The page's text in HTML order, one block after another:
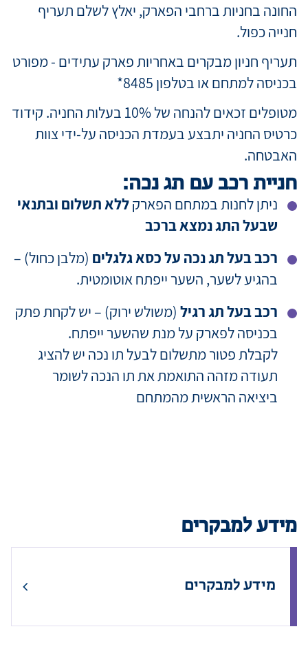
החונה בחניות ברחבי הפארק, יאלץ לשלם תעריף
חנייה כפול.
תעריף חניון מבקרים באחריות פארק עתידים - מפורט
בכניסה למתחם או בטלפון 8485*
מטופלים זכאים להנחה של 10% בעלות החניה. קידוד
כרטיס החניה יתבצע בעמדת הכניסה על-ידי צוות
האבטחה.
חניית רכב עם תג נכה:
ניתן לחנות במתחם הפארקללא תשלום ובתנאי
שבעל התג נמצא ברכב
רכב בעל תג נכה על כסא גלגלים (מלבן כחול) –
בהגיע לשער, השער ייפתח אוטומטית.
רכב בעל תג רגיל (משולש ירוק) – יש לקחת פתק
בכניסה לפארק על מנת שהשער ייפתח.
לקבלת פטור מתשלום לבעל תו נכה יש להציג
תעודה מזהה התואמת את תו הנכה לשומר
ביציאה הראשית מהמתחם
מידע למבקרים
מידע למבקרים